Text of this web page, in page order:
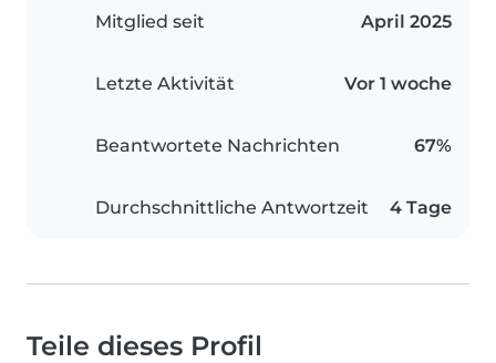
Mitglied seit April 2025
Letzte Aktivität Vor 1 woche
Beantwortete Nachrichten 67%
Durchschnittliche Antwortzeit 4 Tage
Teile dieses Profil